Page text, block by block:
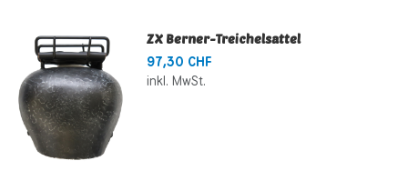
ZX Berner-Treichelsattel
97,30 CHF
inkl. MwSt.